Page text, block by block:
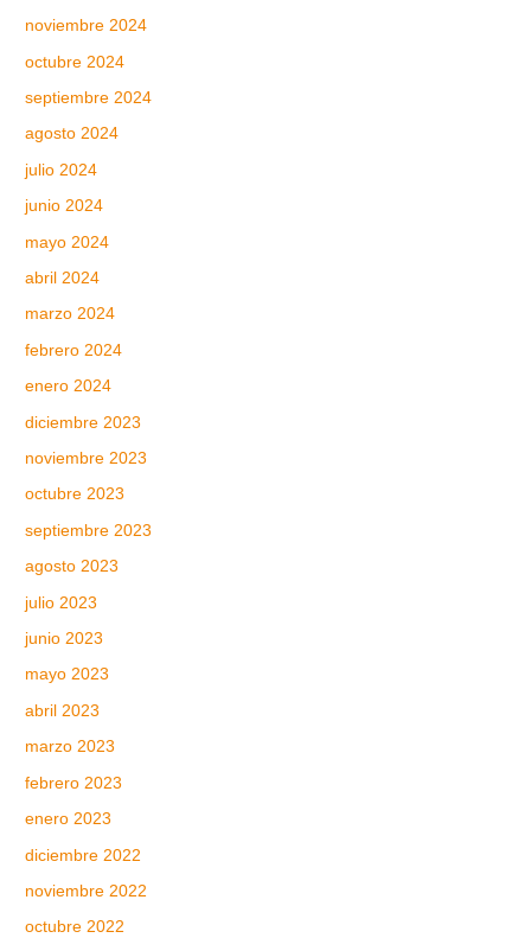
noviembre 2024
octubre 2024
septiembre 2024
agosto 2024
julio 2024
junio 2024
mayo 2024
abril 2024
marzo 2024
febrero 2024
enero 2024
diciembre 2023
noviembre 2023
octubre 2023
septiembre 2023
agosto 2023
julio 2023
junio 2023
mayo 2023
abril 2023
marzo 2023
febrero 2023
enero 2023
diciembre 2022
noviembre 2022
octubre 2022